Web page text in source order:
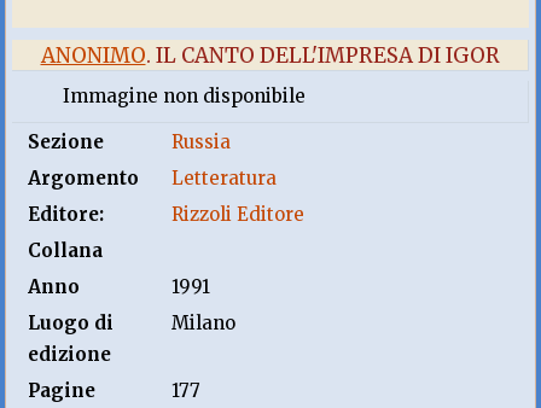
ANONIMO. IL CANTO DELL'IMPRESA DI IGOR
Immagine non disponibile
Sezione
Russia
Argomento
Letteratura
Editore:
Rizzoli Editore
Collana
Anno
1991
Luogo di
edizione
Milano
Pagine
177